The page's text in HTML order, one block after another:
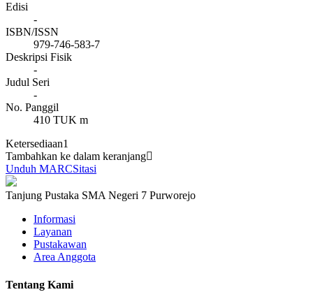
Edisi
-
ISBN/ISSN
979-746-583-7
Deskripsi Fisik
-
Judul Seri
-
No. Panggil
410 TUK m
Ketersediaan1
Tambahkan ke dalam keranjang
Unduh MARCSitasi
Tanjung Pustaka SMA Negeri 7 Purworejo
Informasi
Layanan
Pustakawan
Area Anggota
Tentang Kami